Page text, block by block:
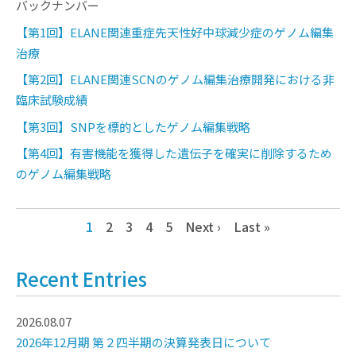
バックナンバー
【第1回】ELANE関連重症先天性好中球減少症のゲノム編集
治療
【第2回】ELANE関連SCNのゲノム編集治療開発における非
臨床試験成績
【第3回】SNPを標的としたゲノム編集戦略
【第4回】有害機能を獲得した遺伝子を確実に削除するため
のゲノム編集戦略
1 2 3 4 5 Next › Last »
Recent Entries
2026.08.07
2026年12月期 第２四半期の決算発表日について